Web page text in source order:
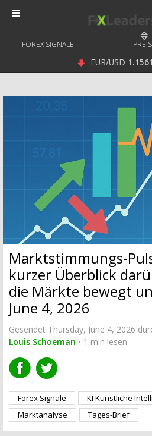
FOREX SIGNALE
EUR/USD1.15615 |
Marktstimmungs-
kurzer Überblick
die Märkte bewegt
June 4, 2026
Gesendet Thursday, June 4, 2026
Louis Schoeman • 1 min lesen
Forex Signale
KI Künstliche
Marktanalyse
Tages-Brief